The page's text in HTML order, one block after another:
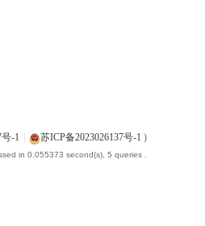
-1 苏ICP备2023026137号-1 )
in 0.055373 second(s), 5 queries .